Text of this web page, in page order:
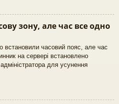
зону, але час все одно
часовий пояс, але час
на сервері встановлено
для усунення